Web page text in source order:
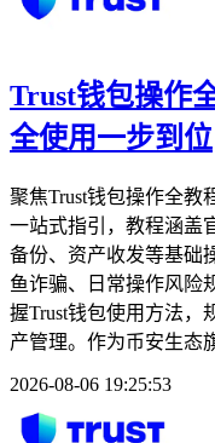
Trust钱包操作
全使用一步到位
聚焦Trust钱包操作全教
一站式指引，教程涵盖
备份、资产收发等基础
鱼诈骗、日常操作风险
握Trust钱包使用方法，
产管理。作为币安生态
2026-08-06 19:25:53